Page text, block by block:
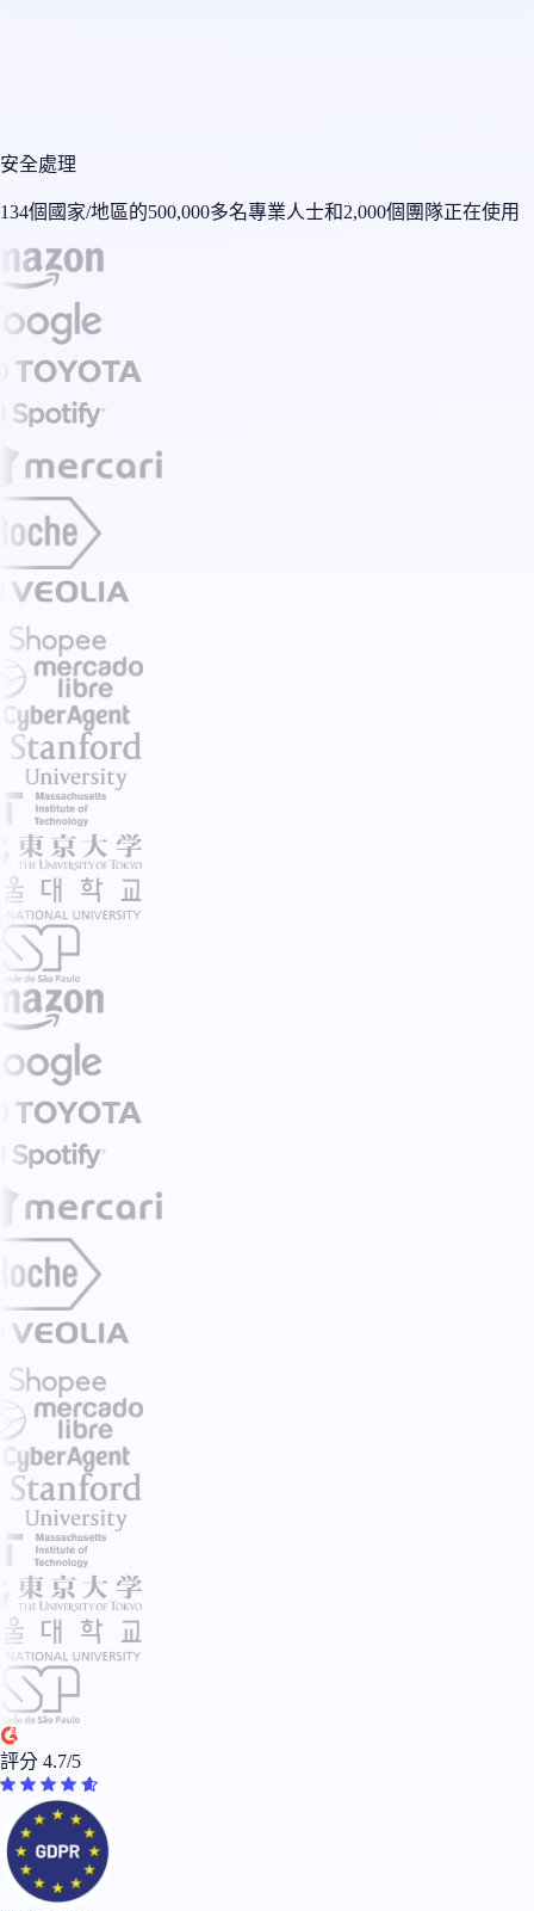
安全處理
134個國家/地區的500,000多名專業人士和2,000個團隊正在使用
評分 4.7/5